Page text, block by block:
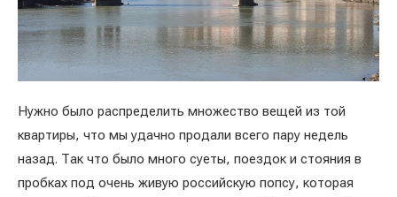
Нужно было распределить множество вещей из той
квартиры, что мы удачно продали всего пару недель
назад. Так что было много суеты, поездок и стояния в
пробках под очень живую российскую попсу, которая